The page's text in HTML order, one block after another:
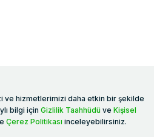
1461. Sokak No:2/1 19 Mayıs
hizmetlerimizi daha etkin bir şekilde
bilgi için Gizlilik Taahhüdü ve Kişisel
Çerez Politikası inceleyebilirsiniz.